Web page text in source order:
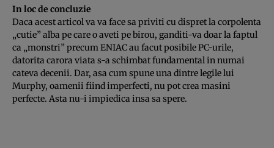
In loc de concluzie
Daca acest articol va va face sa priviti cu dispret la corpolenta
„cutie” alba pe care o aveti pe birou, ganditi-va doar la faptul
ca „monstri” precum ENIAC au facut posibile PC-urile,
datorita carora viata s-a schimbat fundamental in numai
cateva decenii. Dar, asa cum spune una dintre legile lui
Murphy, oamenii fiind imperfecti, nu pot crea masini
perfecte. Asta nu-i impiedica insa sa spere.